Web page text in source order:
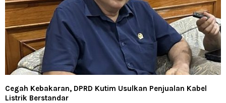
Cegah Kebakaran, DPRD Kutim Usulkan Penjualan Kabel
Listrik Berstandar